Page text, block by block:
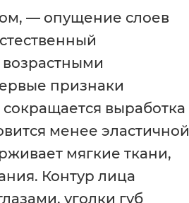
— опущение слоев
признаки
сокращается выработка
менее эластичной
мягкие ткани,
Контур лица
уголки губ